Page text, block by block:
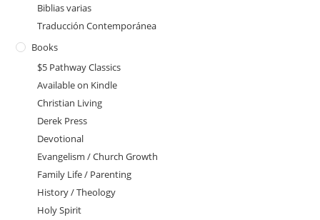
Biblias varias
Traducción Contemporánea
Books
$5 Pathway Classics
Available on Kindle
Christian Living
Derek Press
Devotional
Evangelism / Church Growth
Family Life / Parenting
History / Theology
Holy Spirit